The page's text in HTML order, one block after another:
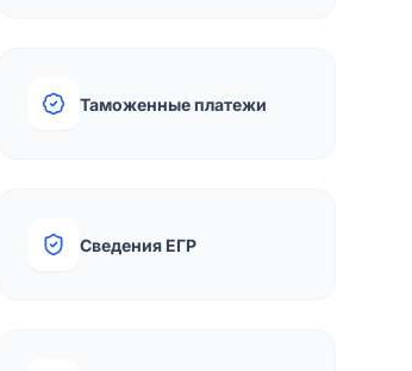
Таможенные платежи
Сведения ЕГР